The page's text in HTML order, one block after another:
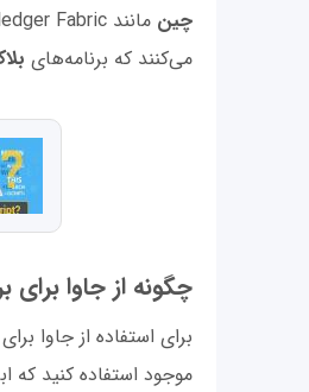
چین
می‌کنند که برنامه‌های
چگونه از جاوا
برای استفاده از جاوا برای
موجود استفاده کنید که